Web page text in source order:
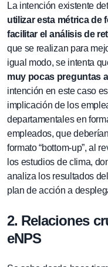
La intención existente
utilizar esta métrica de
facilitar el análisis de
que se realizan para
igual modo, se intenta
muy pocas preguntas
intención en este caso
implicación de los
departamentales en
empleados, que
formato “bottom-up”, al
los estudios de clima,
analiza los resultados
plan de acción a
2. Relaciones
eNPS